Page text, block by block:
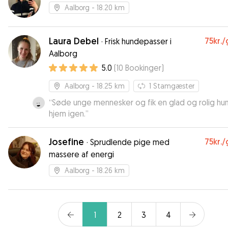
Aalborg - 18.20 km
Laura Debel · Frisk hundepasser i
Aalborg
75kr./
5.0 (10 Bookinger)
Aalborg - 18.25 km 1 Stamgæster
“Søde unge mennesker og fik en glad og rolig
hjem igen.”
Josefine · Sprudlende pige med
massere af energi
75kr./
Aalborg - 18.26 km
1 2 3 4